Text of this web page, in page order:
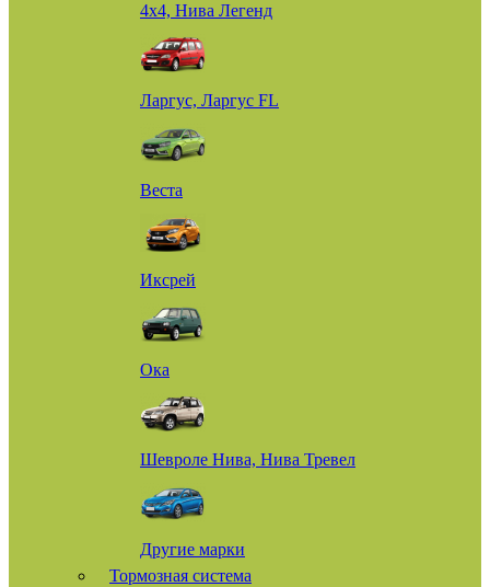
4х4, Нива Легенд
Ларгус, Ларгус FL
Веста
Иксрей
Ока
Шевроле Нива, Нива Тревел
Другие марки
Тормозная система